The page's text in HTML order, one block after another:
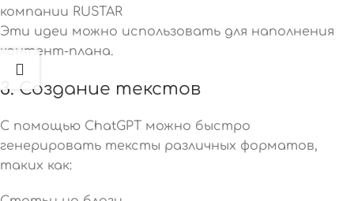
компании RUSTAR
Эти идеи можно использовать для наполнения
контент-плана.
3. Создание текстов
С помощью ChatGPT можно быстро
генерировать тексты различных форматов,
таких как: